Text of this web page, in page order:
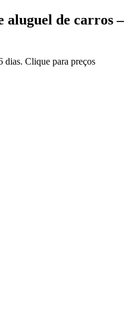
aluguel de carros –
dias. Clique para preços